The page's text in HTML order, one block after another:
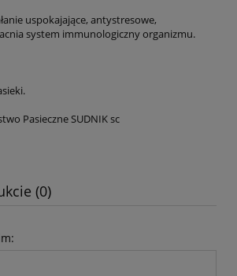
uspokajające, antystresowe,
system immunologiczny organizmu.
Pasieczne SUDNIK sc
(0)